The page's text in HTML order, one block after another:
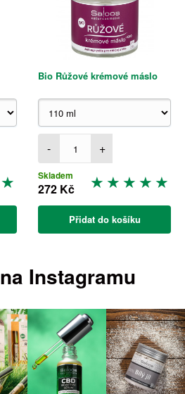
Bio Růžové krémové máslo
- +
Skladem
272 Kč
Přidat do košíku
na Instagramu